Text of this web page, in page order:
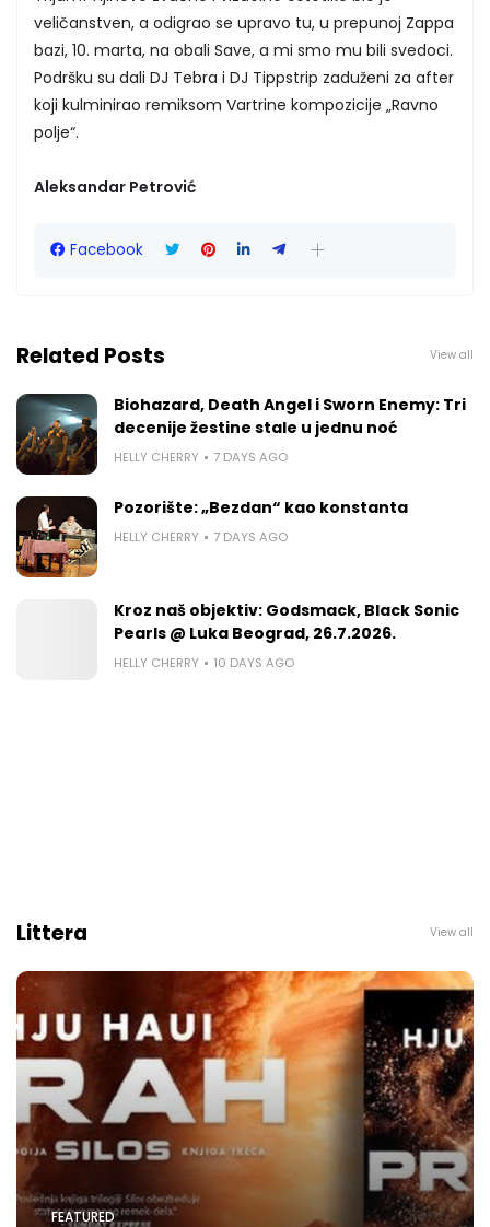
veličanstven, a odigrao se upravo tu, u prepunoj Zappa
bazi, 10. marta, na obali Save, a mi smo mu bili svedoci.
Podršku su dali DJ Tebra i DJ Tippstrip zaduženi za after
koji kulminirao remiksom Vartrine kompozicije „Ravno
polje“.
Aleksandar Petrović
Facebook
Related Posts View all
Biohazard, Death Angel i Sworn Enemy: Tri
decenije žestine stale u jednu noć
HELLY CHERRY 7 DAYS AGO
Pozorište: „Bezdan“ kao konstanta
HELLY CHERRY 7 DAYS AGO
Kroz naš objektiv: Godsmack, Black Sonic
Pearls @ Luka Beograd, 26.7.2026.
HELLY CHERRY 10 DAYS AGO
Littera View all
FEATURED